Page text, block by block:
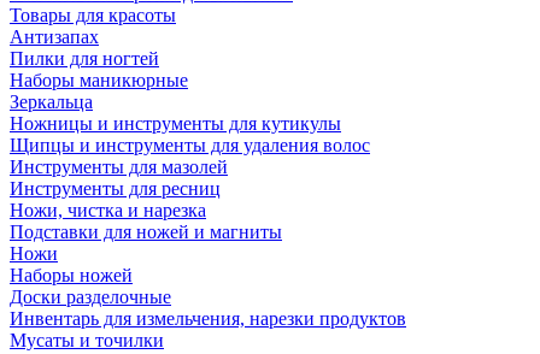
Товары для красоты
Антизапах
Пилки для ногтей
Наборы маникюрные
Зеркальца
Ножницы и инструменты для кутикулы
Щипцы и инструменты для удаления волос
Инструменты для мазолей
Инструменты для ресниц
Ножи, чистка и нарезка
Подставки для ножей и магниты
Ножи
Наборы ножей
Доски разделочные
Инвентарь для измельчения, нарезки продуктов
Мусаты и точилки